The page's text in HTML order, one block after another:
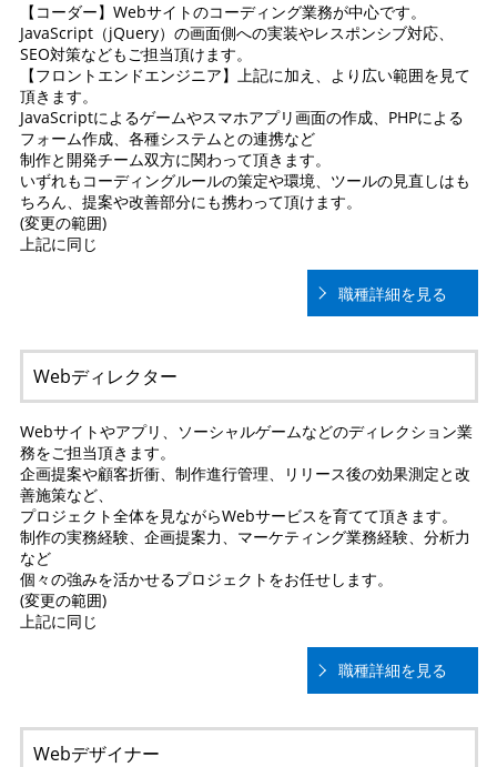
【コーダー】Webサイトのコーディング業務が中心です。
JavaScript（jQuery）の画面側への実装やレスポンシブ対応、
SEO対策などもご担当頂けます。
【フロントエンドエンジニア】上記に加え、より広い範囲を見て
頂きます。
JavaScriptによるゲームやスマホアプリ画面の作成、PHPによる
フォーム作成、各種システムとの連携など
制作と開発チーム双方に関わって頂きます。
いずれもコーディングルールの策定や環境、ツールの見直しはも
ちろん、提案や改善部分にも携わって頂けます。
(変更の範囲)
上記に同じ
職種詳細を見る
Webディレクター
Webサイトやアプリ、ソーシャルゲームなどのディレクション業
務をご担当頂きます。
企画提案や顧客折衝、制作進行管理、リリース後の効果測定と改
善施策など、
プロジェクト全体を見ながらWebサービスを育てて頂きます。
制作の実務経験、企画提案力、マーケティング業務経験、分析力
など
個々の強みを活かせるプロジェクトをお任せします。
(変更の範囲)
上記に同じ
職種詳細を見る
Webデザイナー